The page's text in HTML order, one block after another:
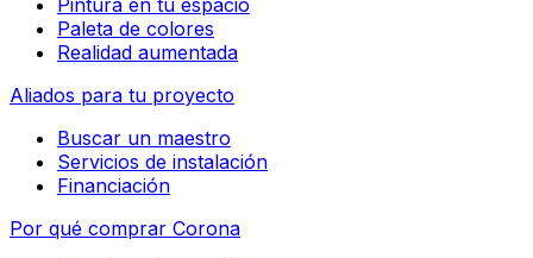
Pintura en tu espacio
Paleta de colores
Realidad aumentada
Aliados para tu proyecto
Buscar un maestro
Servicios de instalación
Financiación
Por qué comprar Corona